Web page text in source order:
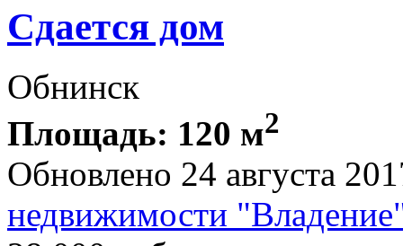
Сдается дом
Обнинск
Площадь: 120 м2
Обновлено 24 августа
недвижимости